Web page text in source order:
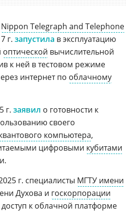
Nippon Telegraph and Telephone
г. запустила в эксплуатацию
оптической вычислительной
к ней в тестовом режиме
интернет по облачному
г. заявил о готовности к
своего
компьютера,
цифровыми кубитами
г. специалисты МГТУ имени
Духова и госкорпорации
доступ к облачной платформе